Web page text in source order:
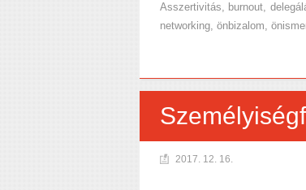
Asszertivitás, burnout,
networking, önbizalom,
2017. 12. 16.